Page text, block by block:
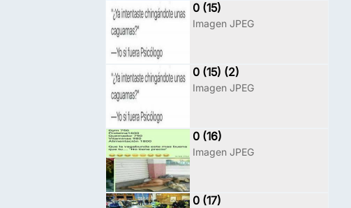
0 (15)
Imagen JPEG
0 (15) (2)
Imagen JPEG
0 (16)
Imagen JPEG
0 (17)